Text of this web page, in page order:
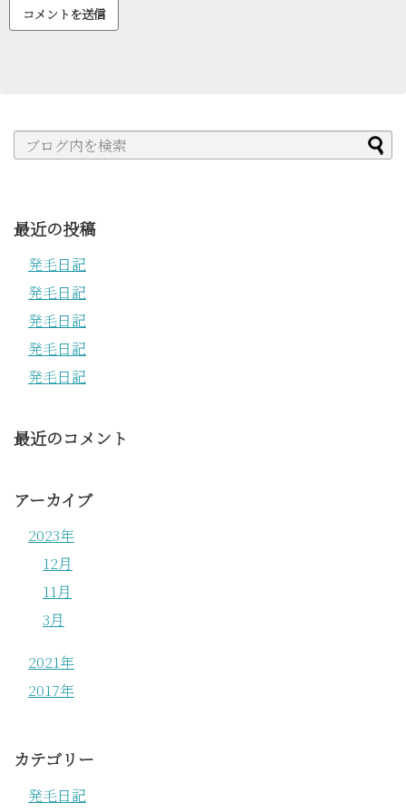
最近の投稿
発毛日記
発毛日記
発毛日記
発毛日記
発毛日記
最近のコメント
アーカイブ
2023年
12月
11月
3月
2021年
2017年
カテゴリー
発毛日記